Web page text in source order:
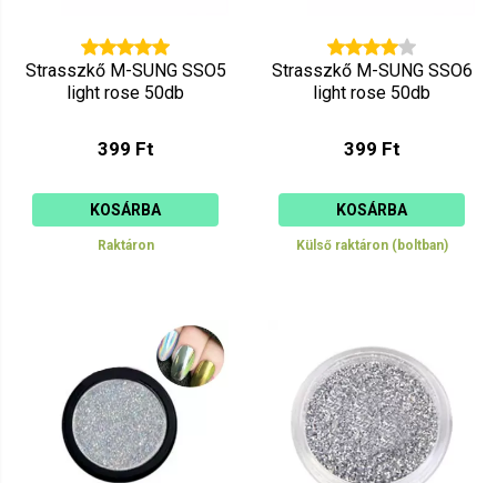
Strasszkő M-SUNG SSO5
light rose 50db
399 Ft
KOSÁRBA
Raktáron
Strasszkő M-SUNG SSO6
light rose 50db
399 Ft
KOSÁRBA
Külső raktáron (boltban)